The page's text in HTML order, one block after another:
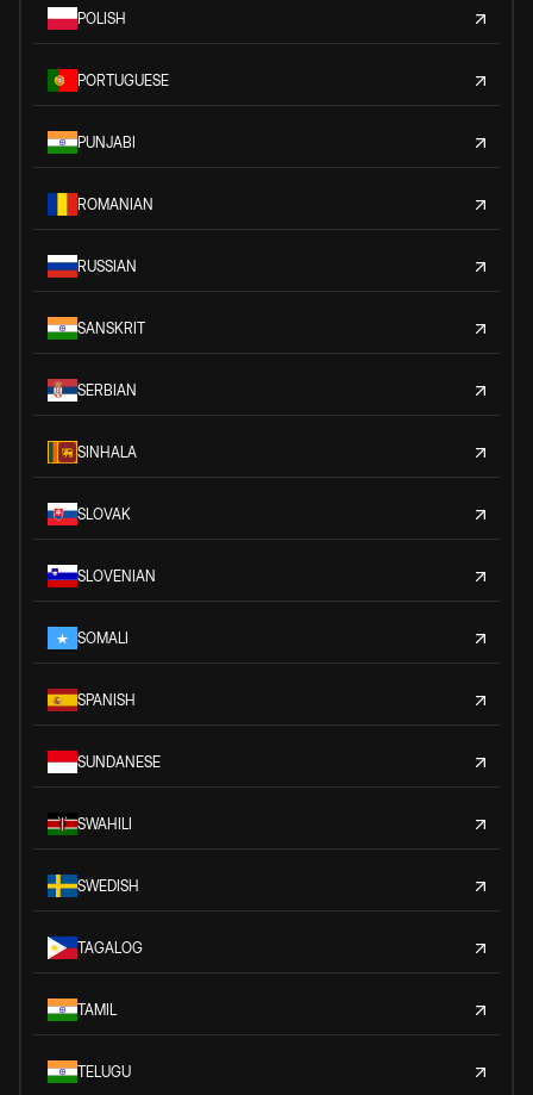
POLISH
PORTUGUESE
PUNJABI
ROMANIAN
RUSSIAN
SANSKRIT
SERBIAN
SINHALA
SLOVAK
SLOVENIAN
SOMALI
SPANISH
SUNDANESE
SWAHILI
SWEDISH
TAGALOG
TAMIL
TELUGU